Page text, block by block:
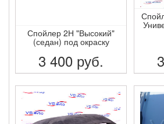
Спойлер 2Н "Высокий"
(седан) под окраску
3 400 руб.
ПОДРОБНЕЕ